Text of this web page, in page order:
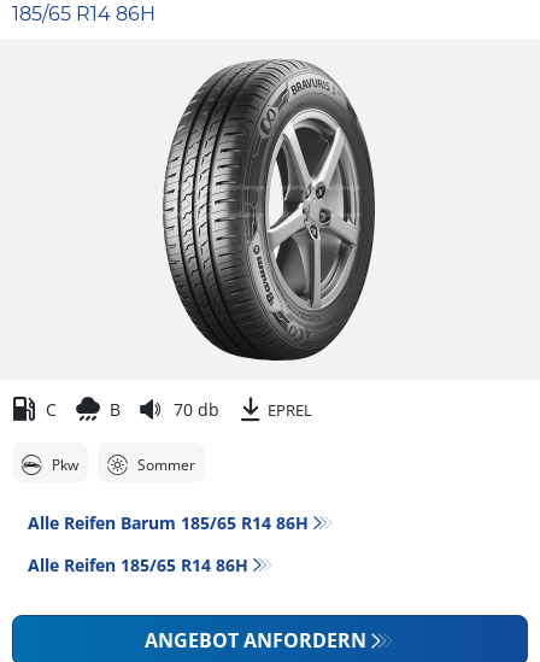
185/65 R14 86H
C B 70 db EPREL
Pkw Sommer
Alle Reifen Barum 185/65 R14 86H
Alle Reifen‎ 185/65 R14 86H
ANGEBOT ANFORDERN